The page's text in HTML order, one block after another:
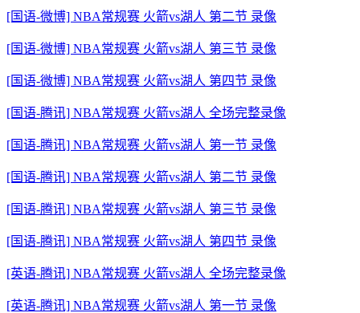
[国语-微博] NBA常规赛 火箭vs湖人 第二节 录像
[国语-微博] NBA常规赛 火箭vs湖人 第三节 录像
[国语-微博] NBA常规赛 火箭vs湖人 第四节 录像
[国语-腾讯] NBA常规赛 火箭vs湖人 全场完整录像
[国语-腾讯] NBA常规赛 火箭vs湖人 第一节 录像
[国语-腾讯] NBA常规赛 火箭vs湖人 第二节 录像
[国语-腾讯] NBA常规赛 火箭vs湖人 第三节 录像
[国语-腾讯] NBA常规赛 火箭vs湖人 第四节 录像
[英语-腾讯] NBA常规赛 火箭vs湖人 全场完整录像
[英语-腾讯] NBA常规赛 火箭vs湖人 第一节 录像